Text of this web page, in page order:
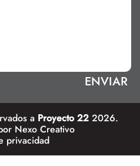
a Proyecto 22 2026.
Nexo Creativo
privacidad